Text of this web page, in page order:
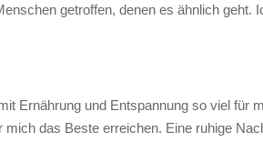
getroffen, denen es ähnlich
Ernährung und Entspannung so viel für
das Beste erreichen. Eine ruhige